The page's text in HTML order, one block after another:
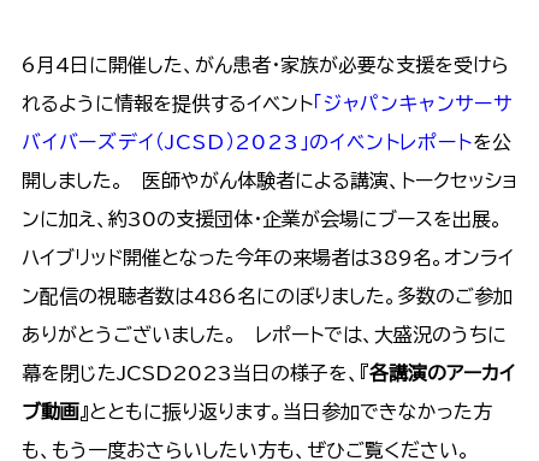
6月4日に開催した、がん患者・家族が必要な支援を受けら
れるように情報を提供するイベント「ジャパンキャンサーサ
バイバーズデイ（JCSD）2023」のイベントレポートを公
開しました。 医師やがん体験者による講演、トークセッショ
ンに加え、約30の支援団体・企業が会場にブースを出展。
ハイブリッド開催となった今年の来場者は389名。オンライ
ン配信の視聴者数は486名にのぼりました。多数のご参加
ありがとうございました。 レポートでは、大盛況のうちに
幕を閉じたJCSD2023当日の様子を、『各講演のアーカイ
ブ動画』とともに振り返ります。当日参加できなかった方
も、もう一度おさらいしたい方も、ぜひご覧ください。